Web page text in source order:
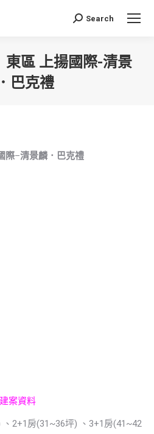
Search:
Search
東區 上揚國際-清景
巴克禮
際–清景麟．巴克禮
建案資料
2+1房(31~36坪) 、3+1房(41~42